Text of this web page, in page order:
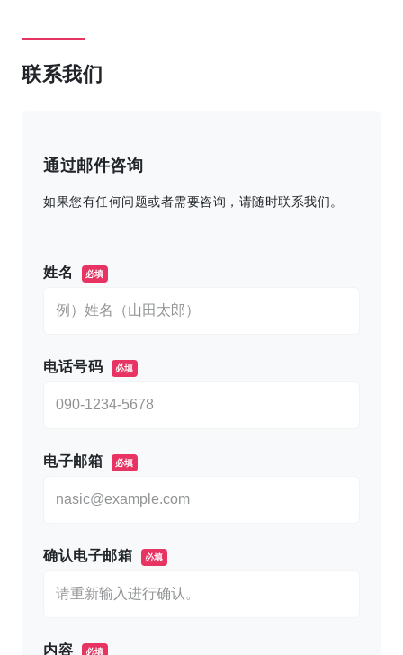
联系我们
通过邮件咨询
如果您有任何问题或者需要咨询，请随时联系我们。
姓名 必填
电话号码 必填
电子邮箱 必填
确认电子邮箱 必填
内容 必填